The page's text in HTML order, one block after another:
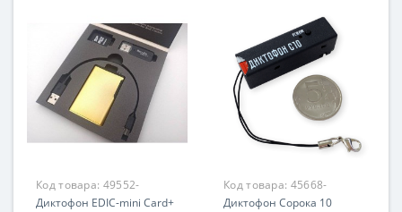
Код товара: 49552-
Диктофон EDIC-mini Card+
Код товара: 45668-
Диктофон Сорока 10